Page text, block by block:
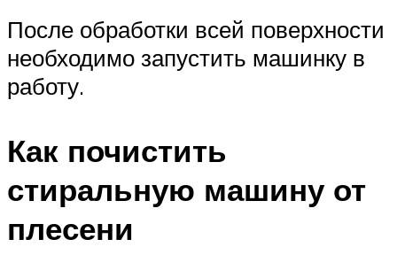
После обработки всей поверхности
необходимо запустить машинку в
работу.
Как почистить
стиральную машину от
плесени